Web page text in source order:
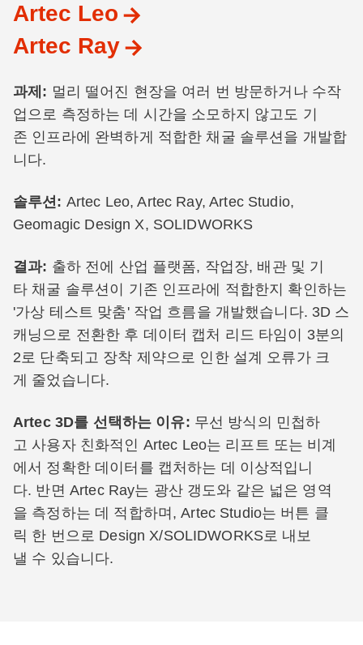
Artec Leo
Artec Ray
과제: 멀리 떨어진 현장을 여러 번 방문하거나 수작
업으로 측정하는 데 시간을 소모하지 않고도 기
존 인프라에 완벽하게 적합한 채굴 솔루션을 개발합
니다.
솔루션: Artec Leo, Artec Ray, Artec Studio,
Geomagic Design X, SOLIDWORKS
결과: 출하 전에 산업 플랫폼, 작업장, 배관 및 기
타 채굴 솔루션이 기존 인프라에 적합한지 확인하는
'가상 테스트 맞춤' 작업 흐름을 개발했습니다. 3D 스
캐닝으로 전환한 후 데이터 캡처 리드 타임이 3분의
2로 단축되고 장착 제약으로 인한 설계 오류가 크
게 줄었습니다.
Artec 3D를 선택하는 이유: 무선 방식의 민첩하
고 사용자 친화적인 Artec Leo는 리프트 또는 비계
에서 정확한 데이터를 캡처하는 데 이상적입니
다. 반면 Artec Ray는 광산 갱도와 같은 넓은 영역
을 측정하는 데 적합하며, Artec Studio는 버튼 클
릭 한 번으로 Design X/SOLIDWORKS로 내보
낼 수 있습니다.